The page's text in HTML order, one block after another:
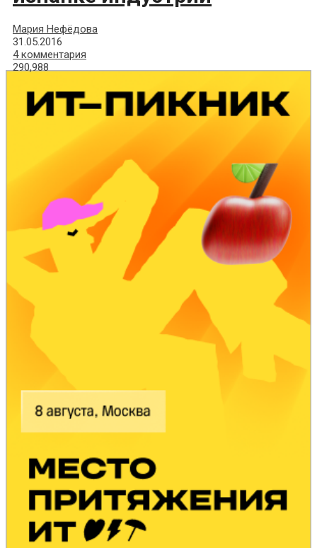
Мария Нефёдова
31.05.2016
4 комментария
290,988